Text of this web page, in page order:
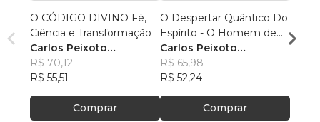
O CÓDIGO DIVINO Fé,
Ciência e Transformação
Carlos Peixoto
Mangueira
R$ 70,12
R$ 55,51
Comprar
O Despertar Quântico Do
Espírito - O Homem de
Luz e o Reino Invisível
Carlos Peixoto
Mangueira
R$ 65,98
R$ 52,24
Comprar
Paneia -
a